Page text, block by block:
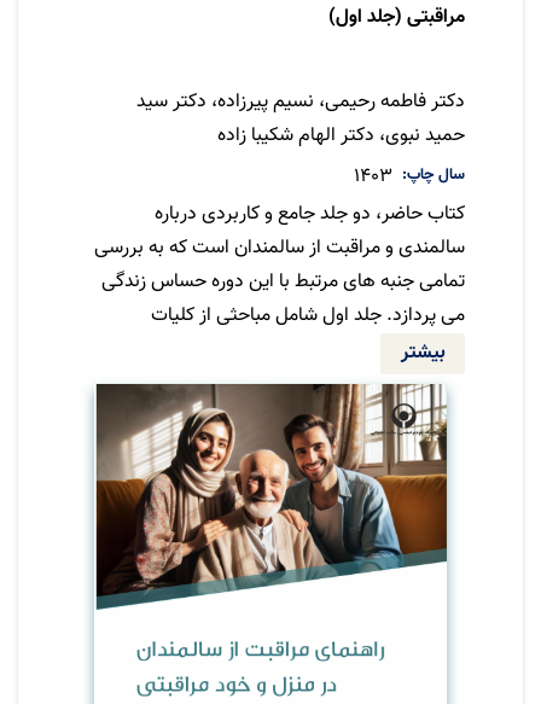
مراقبتی (جلد اول)
دکتر فاطمه رحیمی، نسیم پیرزاده، دکتر سید
حمید نبوی، دکتر الهام شکیبا زاده
سال چاپ
1403
کتاب حاضر، دو جلد جامع و کاربردی درباره
سالمندی و مراقبت از سالمندان است که به بررسی
تمامی جنبه های مرتبط با این دوره حساس زندگی
می پردازد. جلد اول شامل مباحثی از کلیات
سالمندی، مراقبت های جسمی و روانی، تا
بیماریهای شایع و راهکارهای مراقبتی است. جلد
دوم به تغییرات رفتاری و اجتماعی، توانبخشی،
سالمندسازی و مسائل حقوقی می پردازد. این
کتاب همچنین به اهمیت سلامت مراقبین و روش
های خود مراقبتی آنان توجه ویژه ای دارد، چرا که
سلامت مراقبین نقش بسزایی در کیفیت مراقبت
از سالمندان دارد. مطالعه این اثر می تواند
باشد و به ایجاد ارتباطی مؤثر و محبت آمیز بین
مراقبین و سالمندان کمک کند.
بیشتر